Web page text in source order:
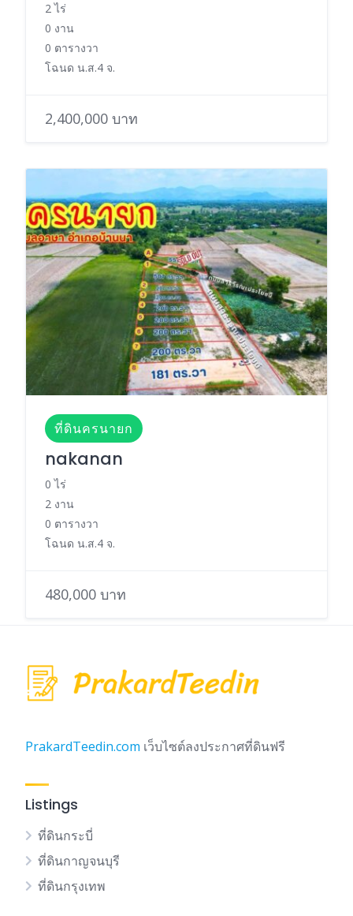
2 ไร่
0 งาน
0 ตารางวา
โฉนด น.ส.4 จ.
2,400,000 บาท
ที่ดินครนายก
nakanan
0 ไร่
2 งาน
0 ตารางวา
โฉนด น.ส.4 จ.
480,000 บาท
PrakardTeedin.com เว็บไซต์ลงประกาศที่ดินฟรี
Listings
ที่ดินกระบี่
ที่ดินกาญจนบุรี
ที่ดินกรุงเทพ